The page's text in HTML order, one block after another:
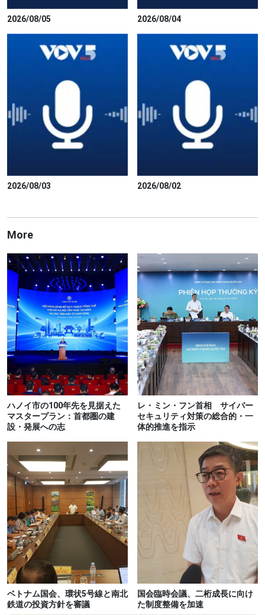
2026/08/05 2026/08/04
2026/08/03 2026/08/02
More
ハノイ市の100年先を見据えた
マスタープラン：首都圏の建
設・発展への志
レ・ミン・フン首相 サイバー
セキュリティ対策の総合的・一
体的推進を指示
ベトナム国会、環状5号線と南北
鉄道の投資方針を審議
国会臨時会議、二桁成長に向け
た制度整備を加速